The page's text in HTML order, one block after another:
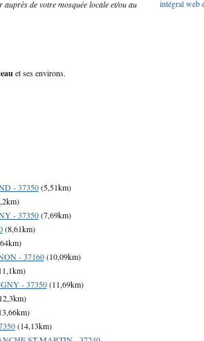
de votre mosquée locale et/ou au
et ses environs.
- 37350(5,51km)
- 37350(7,69km)
(8,61km)
- 37160(10,09km)
- 37350(11,69km)
(14,13km)
intégralweb